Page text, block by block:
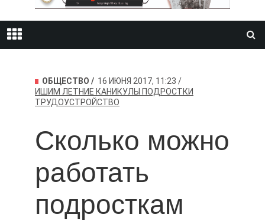
ОБЩЕСТВО
16 ИЮНЯ 2017, 11:23
ИШИМ ЛЕТНИЕ КАНИКУЛЫ ПОДРОСТКИ
ТРУДОУСТРОЙСТВО
Сколько можно
работать
подросткам